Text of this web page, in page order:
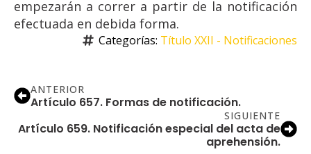
empezarán a correr a partir de la notificación
efectuada en debida forma.
Categorías: Título XXII - Notificaciones
ANTERIOR
Artículo 657. Formas de notificación.
SIGUIENTE
Artículo 659. Notificación especial del acta de
aprehensión.